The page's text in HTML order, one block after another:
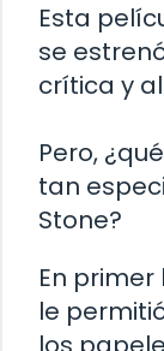
Esta
se
crítica y
Pero,
tan
Stone?
En primer
le